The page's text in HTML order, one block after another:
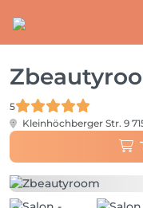
5
Kleinhöchberger Str. 9